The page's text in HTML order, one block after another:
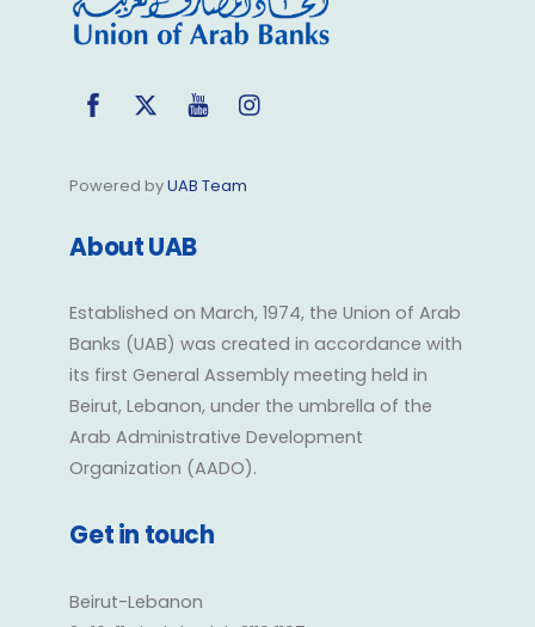
FacebookTwitter YouTube
Powered byUAB Team
About UAB
Established on March, 1974, the Union of Arab
Banks (UAB) was created in accordance with
its first General Assembly meeting held in
Beirut, Lebanon, under the umbrella of the
Arab Administrative Development
Organization (AADO).
Get in touch
Beirut-Lebanon